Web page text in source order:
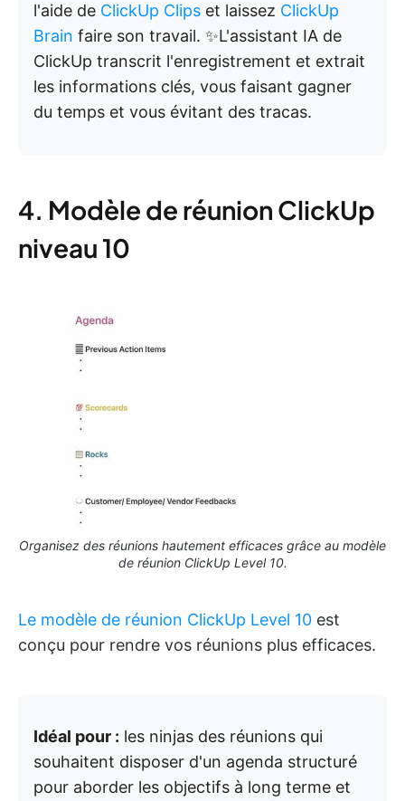
l'aide de ClickUp Clips et laissez ClickUp
Brain faire son travail. ✨L'assistant IA de
ClickUp transcrit l'enregistrement et extrait
les informations clés, vous faisant gagner
du temps et vous évitant des tracas.
4. Modèle de réunion ClickUp
niveau 10
Organisez des réunions hautement efficaces grâce au modèle
de réunion ClickUp Level 10.
Le modèle de réunion ClickUp Level 10 est
conçu pour rendre vos réunions plus efficaces.
Idéal pour : les ninjas des réunions qui
souhaitent disposer d'un agenda structuré
pour aborder les objectifs à long terme et